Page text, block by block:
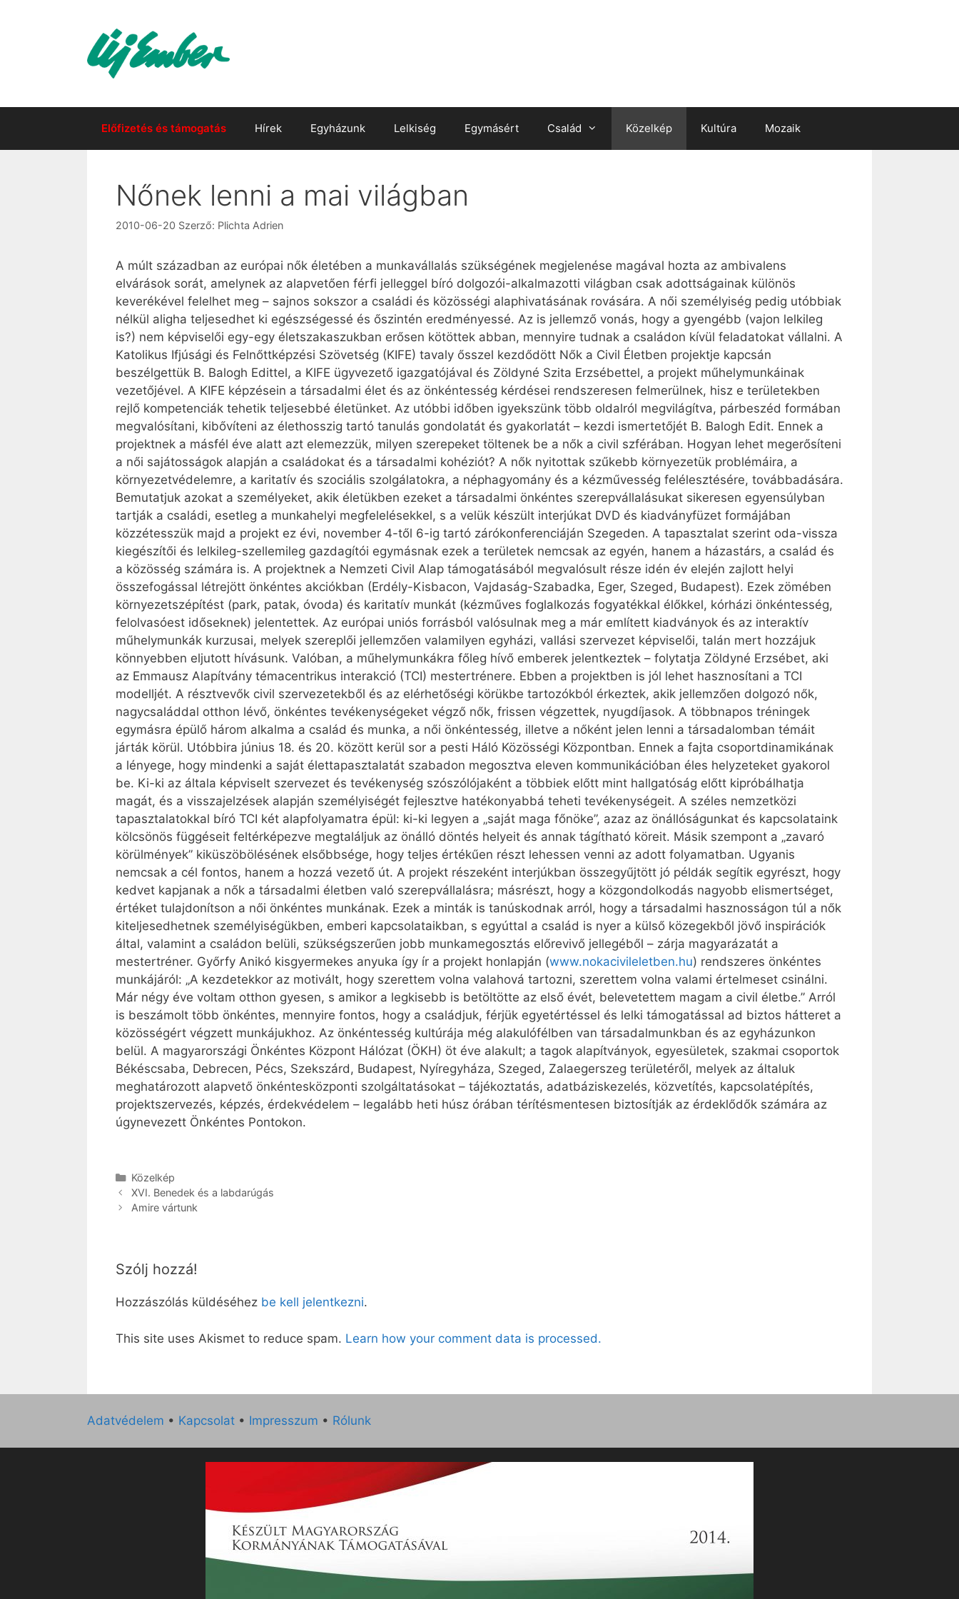
Előfizetés és támogatás Hírek Egyházunk Lelkiség Egymásért Család Közelkép Kultúra Mozaik
Nőnek lenni a mai világban
2010-06-20 Szerző: Plichta Adrien
A múlt században az európai nők életében a munkavállalás szükségének megjelenése magával hozta az ambivalens
elvárások sorát, amelynek az alapvetően férfi jelleggel bíró dolgozói-alkalmazotti világban csak adottságainak különös
keverékével felelhet meg – sajnos sokszor a családi és közösségi alaphivatásának rovására. A női személyiség pedig utóbbiak
nélkül aligha teljesedhet ki egészségessé és őszintén eredményessé. Az is jellemző vonás, hogy a gyengébb (vajon lelkileg
is?) nem képviselői egy-egy életszakaszukban erősen kötöttek abban, mennyire tudnak a családon kívül feladatokat vállalni. A
Katolikus Ifjúsági és Felnőttképzési Szövetség (KIFE) tavaly ősszel kezdődött Nők a Civil Életben projektje kapcsán
beszélgettük B. Balogh Edittel, a KIFE ügyvezető igazgatójával és Zöldyné Szita Erzsébettel, a projekt műhelymunkáinak
vezetőjével. A KIFE képzésein a társadalmi élet és az önkéntesség kérdései rendszeresen felmerülnek, hisz e területekben
rejlő kompetenciák tehetik teljesebbé életünket. Az utóbbi időben igyekszünk több oldalról megvilágítva, párbeszéd formában
megvalósítani, kibővíteni az élethosszig tartó tanulás gondolatát és gyakorlatát – kezdi ismertetőjét B. Balogh Edit. Ennek a
projektnek a másfél éve alatt azt elemezzük, milyen szerepeket töltenek be a nők a civil szférában. Hogyan lehet megerősíteni
a női sajátosságok alapján a családokat és a társadalmi kohéziót? A nők nyitottak szűkebb környezetük problémáira, a
környezetvédelemre, a karitatív és szociális szolgálatokra, a néphagyomány és a kézművesség felélesztésére, továbbadására.
Bemutatjuk azokat a személyeket, akik életükben ezeket a társadalmi önkéntes szerepvállalásukat sikeresen egyensúlyban
tartják a családi, esetleg a munkahelyi megfelelésekkel, s a velük készült interjúkat DVD és kiadványfüzet formájában
közzétesszük majd a projekt ez évi, november 4-től 6-ig tartó zárókonferenciáján Szegeden. A tapasztalat szerint oda-vissza
kiegészítői és lelkileg-szellemileg gazdagítói egymásnak ezek a területek nemcsak az egyén, hanem a házastárs, a család és
a közösség számára is. A projektnek a Nemzeti Civil Alap támogatásából megvalósult része idén év elején zajlott helyi
összefogással létrejött önkéntes akciókban (Erdély-Kisbacon, Vajdaság-Szabadka, Eger, Szeged, Budapest). Ezek zömében
környezetszépítést (park, patak, óvoda) és karitatív munkát (kézműves foglalkozás fogyatékkal élőkkel, kórházi önkéntesség,
felolvasóest időseknek) jelentettek. Az európai uniós forrásból valósulnak meg a már említett kiadványok és az interaktív
műhelymunkák kurzusai, melyek szereplői jellemzően valamilyen egyházi, vallási szervezet képviselői, talán mert hozzájuk
könnyebben eljutott hívásunk. Valóban, a műhelymunkákra főleg hívő emberek jelentkeztek – folytatja Zöldyné Erzsébet, aki
az Emmausz Alapítvány témacentrikus interakció (TCI) mestertrénere. Ebben a projektben is jól lehet hasznosítani a TCI
modelljét. A résztvevők civil szervezetekből és az elérhetőségi körükbe tartozókból érkeztek, akik jellemzően dolgozó nők,
nagycsaláddal otthon lévő, önkéntes tevékenységeket végző nők, frissen végzettek, nyugdíjasok. A többnapos tréningek
egymásra épülő három alkalma a család és munka, a női önkéntesség, illetve a nőként jelen lenni a társadalomban témáit
járták körül. Utóbbira június 18. és 20. között kerül sor a pesti Háló Közösségi Központban. Ennek a fajta csoportdinamikának
a lényege, hogy mindenki a saját élettapasztalatát szabadon megosztva eleven kommunikációban éles helyzeteket gyakorol
be. Ki-ki az általa képviselt szervezet és tevékenység szószólójaként a többiek előtt mint hallgatóság előtt kipróbálhatja
magát, és a visszajelzések alapján személyiségét fejlesztve hatékonyabbá teheti tevékenységeit. A széles nemzetközi
tapasztalatokkal bíró TCI két alapfolyamatra épül: ki-ki legyen a „saját maga főnöke”, azaz az önállóságunkat és kapcsolataink
kölcsönös függéseit feltérképezve megtaláljuk az önálló döntés helyeit és annak tágítható köreit. Másik szempont a „zavaró
körülmények” kiküszöbölésének elsőbbsége, hogy teljes értékűen részt lehessen venni az adott folyamatban. Ugyanis
nemcsak a cél fontos, hanem a hozzá vezető út. A projekt részeként interjúkban összegyűjtött jó példák segítik egyrészt, hogy
kedvet kapjanak a nők a társadalmi életben való szerepvállalásra; másrészt, hogy a közgondolkodás nagyobb elismertséget,
értéket tulajdonítson a női önkéntes munkának. Ezek a minták is tanúskodnak arról, hogy a társadalmi hasznosságon túl a nők
kiteljesedhetnek személyiségükben, emberi kapcsolataikban, s egyúttal a család is nyer a külső közegekből jövő inspirációk
által, valamint a családon belüli, szükségszerűen jobb munkamegosztás előrevivő jellegéből – zárja magyarázatát a
mestertréner. Győrfy Anikó kisgyermekes anyuka így ír a projekt honlapján (www.nokacivileletben.hu) rendszeres önkéntes
munkájáról: „A kezdetekkor az motivált, hogy szerettem volna valahová tartozni, szerettem volna valami értelmeset csinálni.
Már négy éve voltam otthon gyesen, s amikor a legkisebb is betöltötte az első évét, belevetettem magam a civil életbe.” Arról
is beszámolt több önkéntes, mennyire fontos, hogy a családjuk, férjük egyetértéssel és lelki támogatással ad biztos hátteret a
közösségért végzett munkájukhoz. Az önkéntesség kultúrája még alakulófélben van társadalmunkban és az egyházunkon
belül. A magyarországi Önkéntes Központ Hálózat (ÖKH) öt éve alakult; a tagok alapítványok, egyesületek, szakmai csoportok
Békéscsaba, Debrecen, Pécs, Szekszárd, Budapest, Nyíregyháza, Szeged, Zalaegerszeg területéről, melyek az általuk
meghatározott alapvető önkéntesközponti szolgáltatásokat – tájékoztatás, adatbáziskezelés, közvetítés, kapcsolatépítés,
projektszervezés, képzés, érdekvédelem – legalább heti húsz órában térítésmentesen biztosítják az érdeklődők számára az
úgynevezett Önkéntes Pontokon.
Kategória
Közelkép
XVI. Benedek és a labdarúgás
Amire vártunk
Szólj hozzá!
Hozzászólás küldéséhez be kell jelentkezni.
This site uses Akismet to reduce spam. Learn how your comment data is processed.
Adatvédelem • Kapcsolat • Impresszum • Rólunk